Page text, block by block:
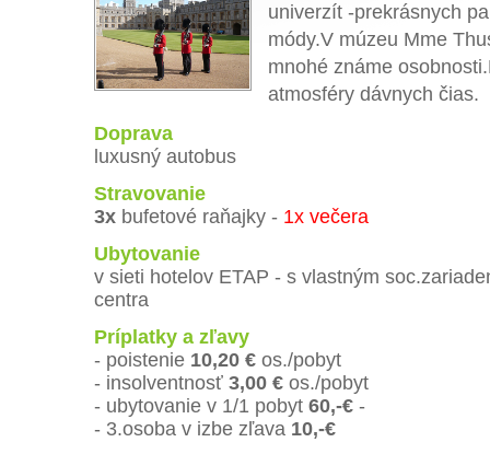
univerzít -prekrásnych
módy.V múzeu Mme
mnohé známe
atmosféry dávnych čias.
Doprava
luxusný autobus
Stravovanie
3x bufetové raňajky - 1x večera
Ubytovanie
v sieti hotelov ETAP - s vlastným
centra
Príplatky a zľavy
- poistenie 10,20 € os./pobyt
- insolventnosť 3,00 € os./pobyt
- ubytovanie v 1/1 pobyt 60,-€ -
- 3.osoba v izbe zľava 10,-€